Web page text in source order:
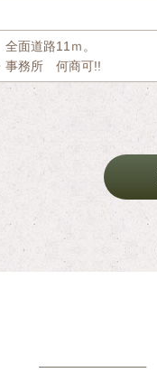
面道路11ｍ。
事務所 何商可!!